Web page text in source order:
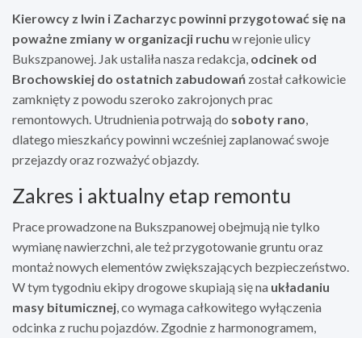
Kierowcy z Iwin i Zacharzyc powinni przygotować się na
poważne zmiany w organizacji ruchu w rejonie ulicy
Bukszpanowej. Jak ustaliła nasza redakcja, odcinek od
Brochowskiej do ostatnich zabudowań został całkowicie
zamknięty z powodu szeroko zakrojonych prac
remontowych. Utrudnienia potrwają do soboty rano,
dlatego mieszkańcy powinni wcześniej zaplanować swoje
przejazdy oraz rozważyć objazdy.
Zakres i aktualny etap remontu
Prace prowadzone na Bukszpanowej obejmują nie tylko
wymianę nawierzchni, ale też przygotowanie gruntu oraz
montaż nowych elementów zwiększających bezpieczeństwo.
W tym tygodniu ekipy drogowe skupiają się na układaniu
masy bitumicznej, co wymaga całkowitego wyłączenia
odcinka z ruchu pojazdów. Zgodnie z harmonogramem,